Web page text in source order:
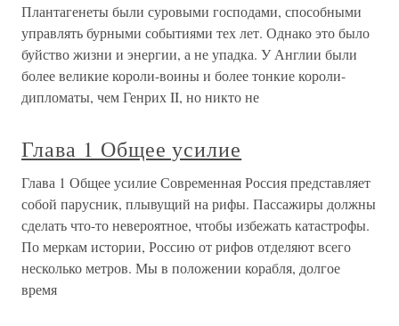
Плантагенеты были суровыми господами, способными
управлять бурными событиями тех лет. Однако это было
буйство жизни и энергии, а не упадка. У Англии были
более великие короли-воины и более тонкие короли-
дипломаты, чем Генрих II, но никто не
Глава 1 Общее усилие
Глава 1 Общее усилие Современная Россия представляет
собой парусник, плывущий на рифы. Пассажиры должны
сделать что-то невероятное, чтобы избежать катастрофы.
По меркам истории, Россию от рифов отделяют всего
несколько метров. Мы в положении корабля, долгое
время